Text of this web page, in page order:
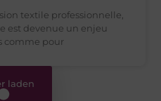
textile professionnelle,
est devenue un enjeu
comme pour
laden